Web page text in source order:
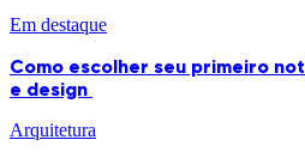
Em destaque
Como escolher seu primeiro
e design
Arquitetura